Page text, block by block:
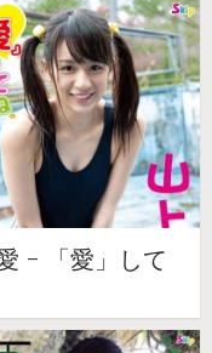
愛 – 「愛」して